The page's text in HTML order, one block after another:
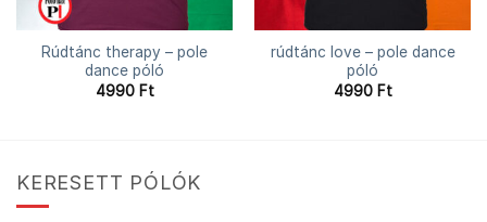
Rúdtánc therapy – pole
dance póló
4990 Ft
rúdtánc love – pole dance
póló
4990 Ft
KERESETT PÓLÓK